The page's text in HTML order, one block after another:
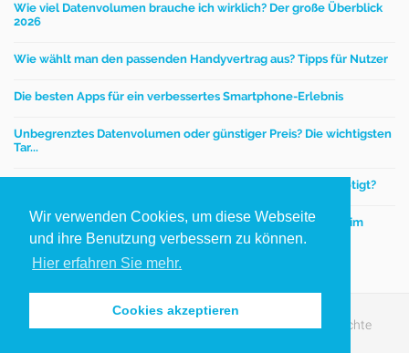
Wir verwenden Cookies, um diese Webseite
und ihre Benutzung verbessern zu können.
Hier erfahren Sie mehr.
Cookies akzeptieren
Wie viel Datenvolumen brauche ich wirklich? Der große Überblick
2026
Wie wählt man den passenden Handyvertrag aus? Tipps für Nutzer
Die besten Apps für ein verbessertes Smartphone-Erlebnis
Unbegrenztes Datenvolumen oder günstiger Preis? Die wichtigsten
Tar...
Mobilfunktarife – Wie viel Datenvolumen wird wirklich benötigt?
Einen günstigen Handyvertrag finden - worauf kommt es beim
Handytar...
Copyright © 2012-2026 handy­preis­vergleich.de. Alle Rechte